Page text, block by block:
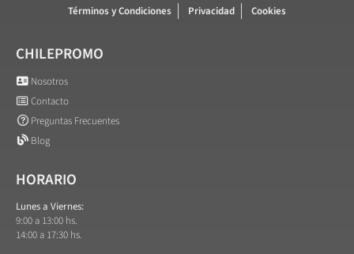
Términos y Condiciones Privacidad Cookies
CHILEPROMO
Nosotros
Contacto
Preguntas Frecuentes
Blog
HORARIO
Lunes a Viernes:
9:00 a 13:00 hs.
14:00 a 17:30 hs.